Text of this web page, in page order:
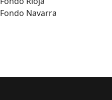
Fondo Navarra